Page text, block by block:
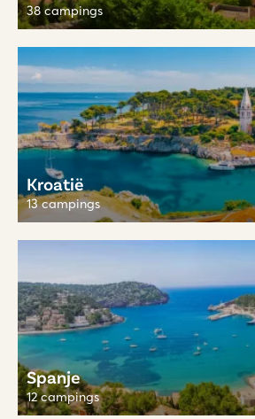
38 campings
Kroatië
13 campings
Spanje
12 campings